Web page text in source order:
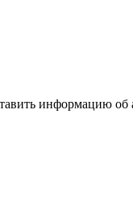
информацию об